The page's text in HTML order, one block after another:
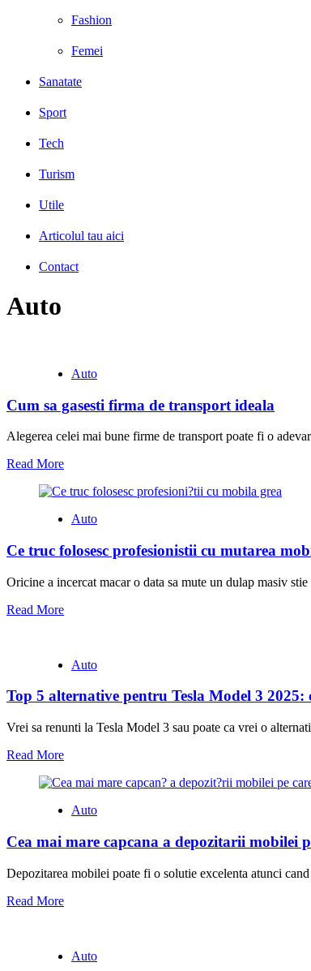
Fashion
Femei
Sanatate
Sport
Tech
Turism
Utile
Articolul tau aici
Contact
Auto
Auto
Cum sa gasesti firma de transport ideala
Alegerea celei mai bune firme de transport poate fi o
Read More
Auto
Ce truc folosesc profesionistii cu mutarea
Oricine a incercat macar o data sa mute un dulap masiv
Read More
Auto
Top 5 alternative pentru Tesla Model 3 2025:
Vrei sa renunti la Tesla Model 3 sau poate ca vrei o
Read More
Auto
Cea mai mare capcana a depozitarii mobilei
Depozitarea mobilei poate fi o solutie excelenta atunci
Read More
Auto